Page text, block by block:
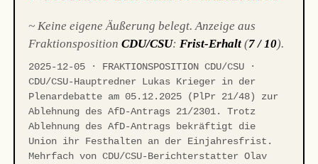
~ Keine eigene Äußerung belegt. Anzeige aus
FraktionspositionCDU/CSU:Frist-Erhalt (7 / 10).
2025-12-05 · FRAKTIONSPOSITION CDU/CSU ·
CDU/CSU-Hauptredner Lukas Krieger in der
Plenardebatte am 05.12.2025 (PlPr 21/48) zur
Ablehnung des AfD-Antrags 21/2301. Trotz
Ablehnung des AfD-Antrags bekräftigt die
Union ihr Festhalten an der Einjahresfrist.
Mehrfach von CDU/CSU-Berichterstatter Olav